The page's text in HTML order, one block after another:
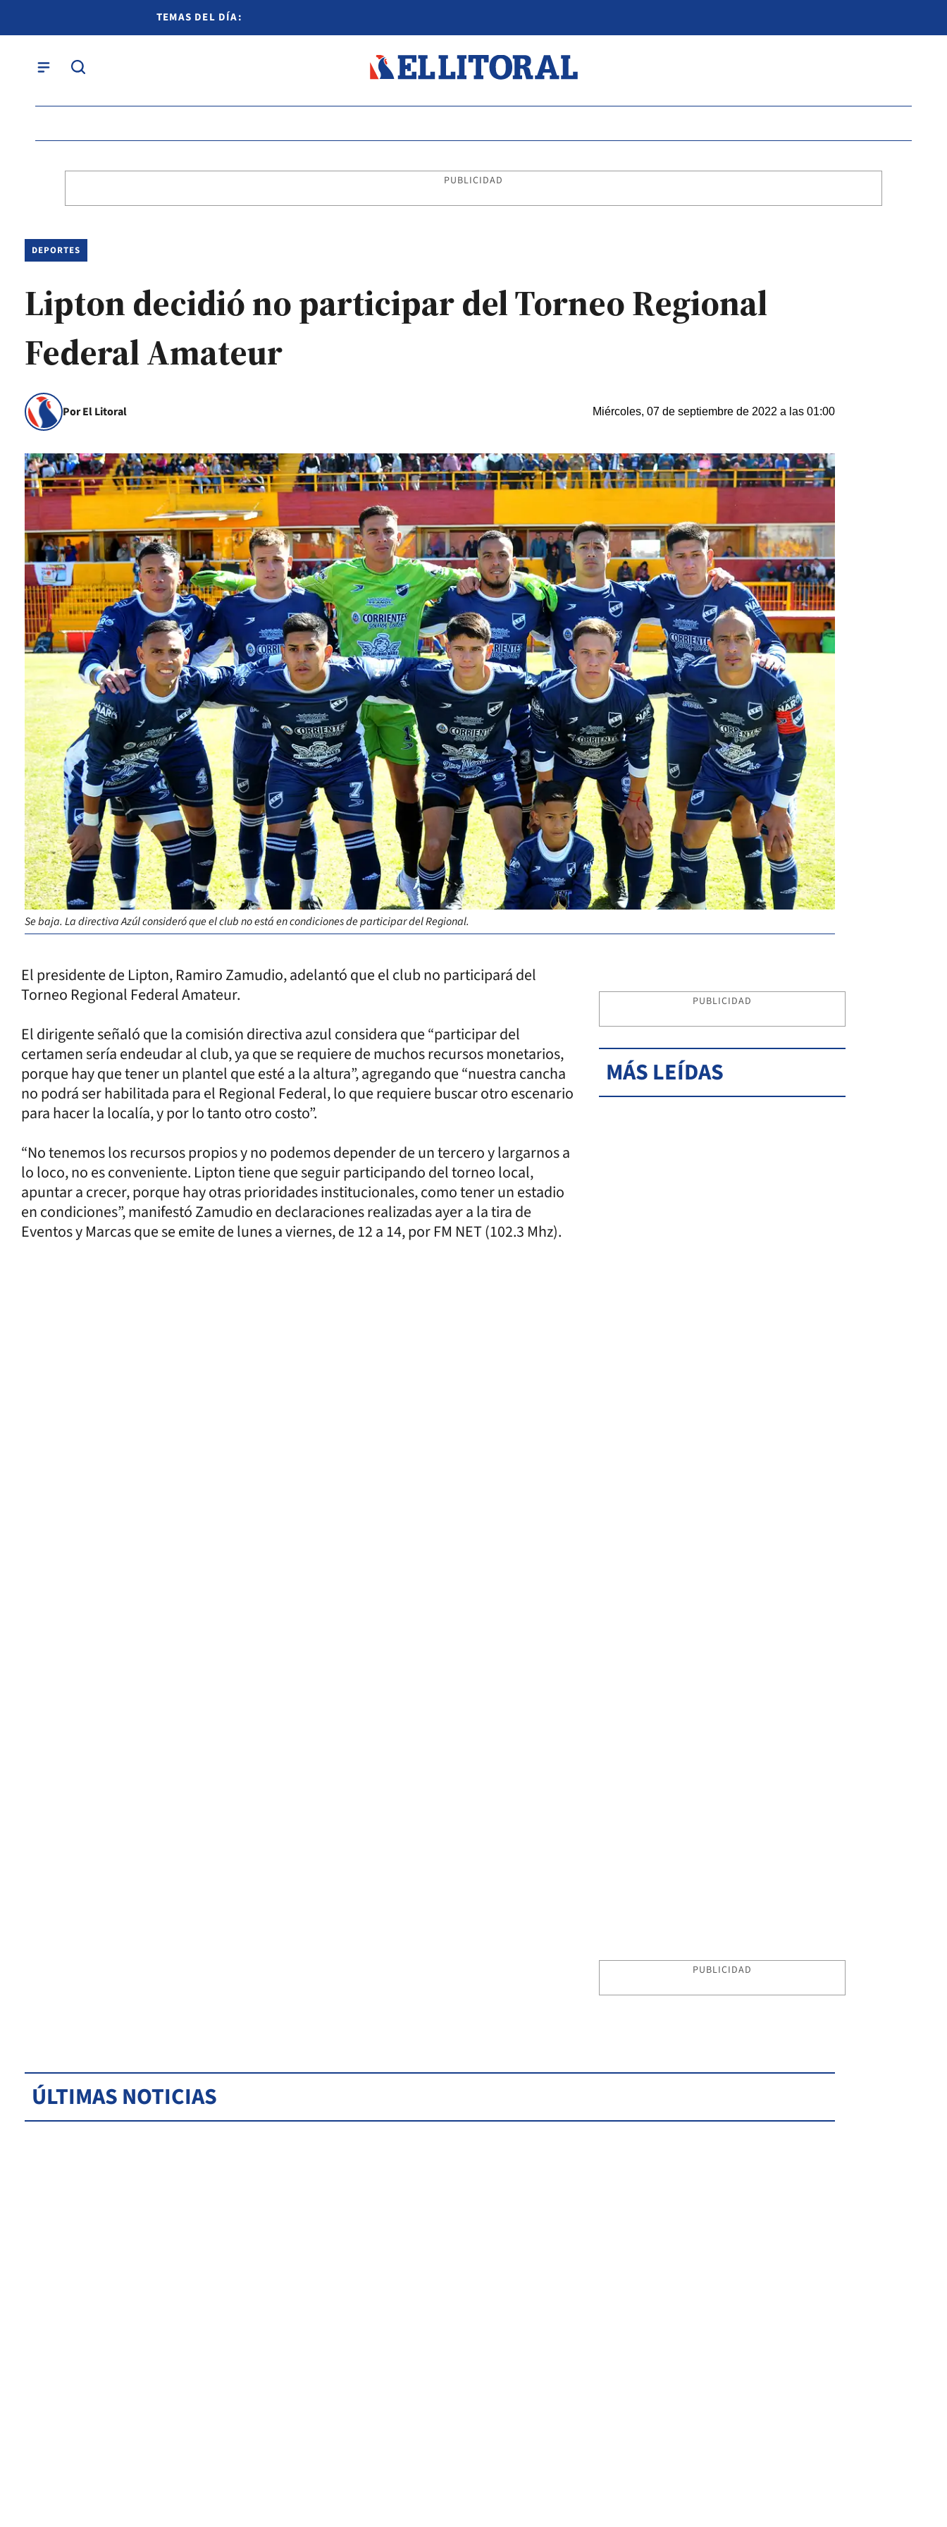
TEMAS DEL DÍA:
PUBLICIDAD
DEPORTES
Lipton decidió no participar del Torneo Regional
Federal Amateur
Por El Litoral Miércoles, 07 de septiembre de 2022 a las 01:00
Se baja. La directiva Azúl consideró que el club no está en condiciones de participar del Regional.
El presidente de Lipton, Ramiro Zamudio, adelantó que el club no participará del
Torneo Regional Federal Amateur.
El dirigente señaló que la comisión directiva azul considera que “participar del
certamen sería endeudar al club, ya que se requiere de muchos recursos monetarios,
porque hay que tener un plantel que esté a la altura”, agregando que “nuestra cancha
no podrá ser habilitada para el Regional Federal, lo que requiere buscar otro escenario
para hacer la localía, y por lo tanto otro costo”.
“No tenemos los recursos propios y no podemos depender de un tercero y largarnos a
lo loco, no es conveniente. Lipton tiene que seguir participando del torneo local,
apuntar a crecer, porque hay otras prioridades institucionales, como tener un estadio
en condiciones”, manifestó Zamudio en declaraciones realizadas ayer a la tira de
Eventos y Marcas que se emite de lunes a viernes, de 12 a 14, por FM NET (102.3 Mhz).
PUBLICIDAD
MÁS LEÍDAS
PUBLICIDAD
ÚLTIMAS NOTICIAS